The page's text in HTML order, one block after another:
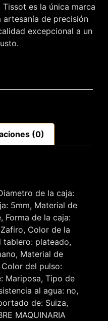
Tissot es la única marca
artesanía de precisión
excepcional a un
(0)
de la caja:
5mm, Material de
Forma de la caja:
Color de la
tablero: plateado,
Material de
del pulso:
Mariposa, Tipo de
al agua: no,
de: Suiza,
MAQUINARIA